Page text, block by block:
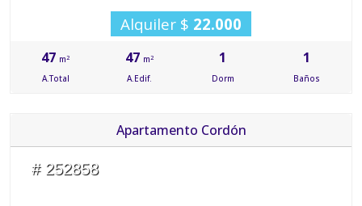
Alquiler $ 22.000
47 m2
A.Total
47 m2
A.Edif.
1
Dorm
1
Baños
Apartamento Cordón
# 252858